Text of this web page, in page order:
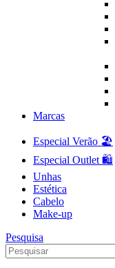
Marcas
Especial Verão 🏖️
Especial Outlet 🛍️
Unhas
Estética
Cabelo
Make-up
Pesquisa